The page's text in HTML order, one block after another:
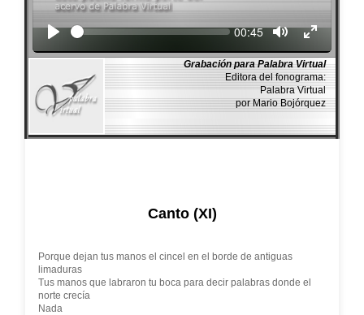
Seek Current
00:45
Grabación para Palabra Virtual
Editora del fonograma:
Palabra Virtual
por Mario Bojórquez
Canto (XI)
Porque dejan tus manos el cincel en el borde de antiguas
limaduras
Tus manos que labraron tu boca para decir palabras donde el
norte crecía
Nada